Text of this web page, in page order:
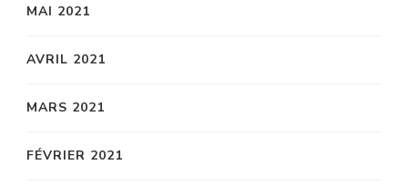
MAI 2021
AVRIL 2021
MARS 2021
FÉVRIER 2021